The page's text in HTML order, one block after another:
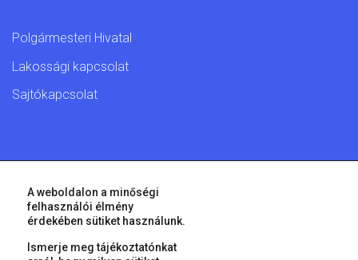
Polgármesteri Hivatal
Lakossági kapcsolat
Sajtókapcsolat
A weboldalon a minőségi
felhasználói élmény
érdekében sütiket használunk.
Ismerje meg tájékoztatónkat